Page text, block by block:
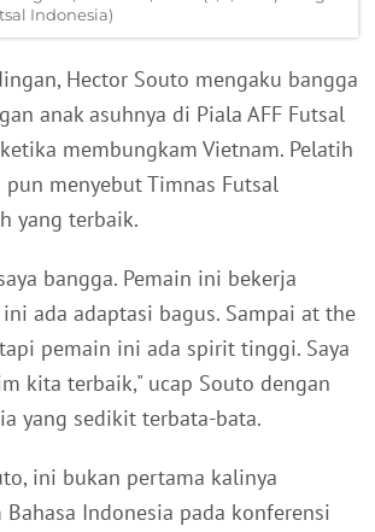
Indonesia)
Hector Souto mengaku bangga
anak asuhnya di Piala AFF Futsal
membungkam Vietnam. Pelatih
menyebut Timnas Futsal
yang terbaik.
bangga. Pemain ini bekerja
ada adaptasi bagus. Sampai at the
pemain ini ada spirit tinggi. Saya
kita terbaik," ucap Souto dengan
yang sedikit terbata-bata.
ini bukan pertama kalinya
Indonesia pada konferensi